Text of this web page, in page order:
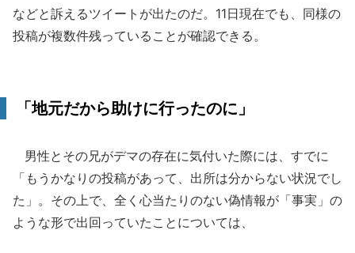
などと訴えるツイートが出たのだ。11日現在でも、同様の
投稿が複数件残っていることが確認できる。
「地元だから助けに行ったのに」
男性とその兄がデマの存在に気付いた際には、すでに
「もうかなりの投稿があって、出所は分からない状況でし
た」。その上で、全く心当たりのない偽情報が「事実」の
ような形で出回っていたことについては、